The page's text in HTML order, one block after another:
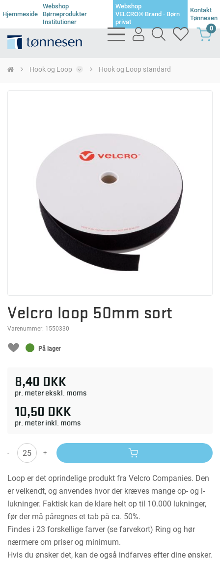
Hjemmeside
Webshop
Børneprodukter
Institutioner
Webshop
VELCRO® Brand - Børn
privat
Kontakt
Tønnesen
bars
light
user
searchheart 0
Hook og Loop Hook og Loop standard
Velcro loop 50mm sort
Varenummer: 1550330
På lager
8,40 DKK
pr. meter ekskl. moms
10,50 DKK
pr. meter inkl. moms
- +
Loop er det oprindelige produkt fra Velcro Companies. Den
er velkendt, og anvendes hvor der kræves mange op- og i-
lukninger. Faktisk kan de klare helt op til 10.000 lukninger,
før der må påregnes et tab på ca. 50%.
Findes i 23 forskellige farver (se farvekort) Ring og hør
nærmere om priser og minimum.
Hvis du ønsker det, kan de også indfarves efter dine ønsker.